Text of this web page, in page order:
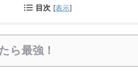
目次 [表示]
ら最強！